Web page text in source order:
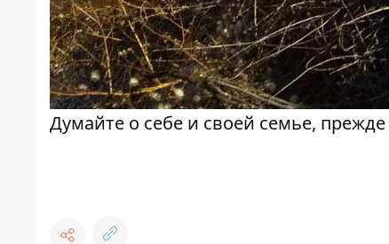
Думайте о себе и своей семье,